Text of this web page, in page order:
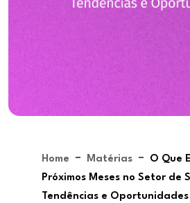
Home - Matérias -
O Que
Próximos Meses no Setor de
Tendências e Oportunidades